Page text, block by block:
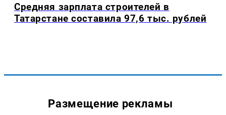
Средняя зарплата строителей в
Татарстане составила 97,6 тыс. рублей
Размещение рекламы